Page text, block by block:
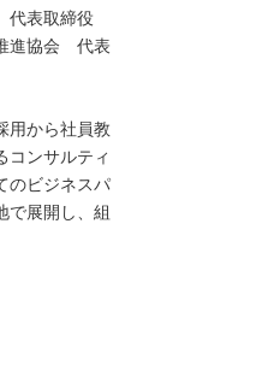
表取締役
進協会 代表
用から社員教
コンサルティ
のビジネスパ
で展開し、組